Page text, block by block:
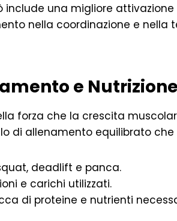
include una migliore
nella coordinazione e nella
e Nutrizione
forza che la crescita
di allenamento equilibrato che
deadlift e panca.
e carichi utilizzati.
di proteine e nutrienti